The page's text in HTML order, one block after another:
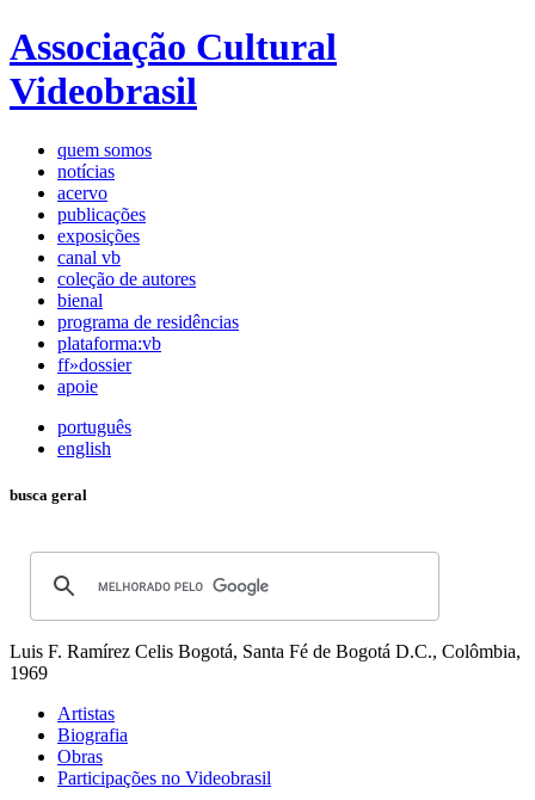
Associação Cultural
Videobrasil
quem somos
notícias
acervo
publicações
exposições
canal vb
coleção de autores
bienal
programa de residências
plataforma:vb
ff»dossier
apoie
português
english
busca geral
Luis F. Ramírez Celis Bogotá, Santa Fé de Bogotá D.C., Colômbia,
1969
Artistas
Biografia
Obras
Participações no Videobrasil